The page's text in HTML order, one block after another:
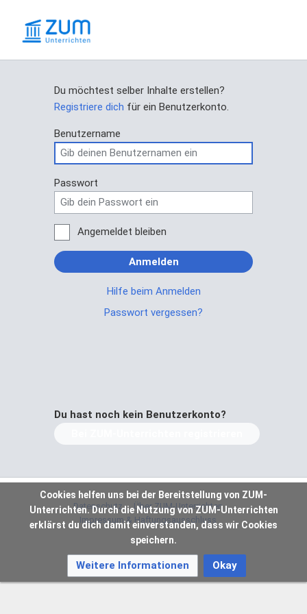
Du möchtest selber Inhalte erstellen?
Registriere dich für ein Benutzerkonto.
Benutzername
Passwort
Angemeldet bleiben
Anmelden
Hilfe beim Anmelden
Passwort vergessen?
Du hast noch kein Benutzerkonto?
Datenschutz
Über ZUM-Unterrichten
Impressum & Haftungsausschluss
Cookies helfen uns bei der Bereitstellung von ZUM-
Unterrichten. Durch die Nutzung von ZUM-Unterrichten
erklärst du dich damit einverstanden, dass wir Cookies
speichern.
Weitere Informationen Okay